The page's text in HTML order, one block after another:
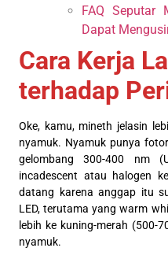
FAQ Seputar
Dapat
Cara Kerja
terhadap
Oke, kamu, mineth jelasin
nyamuk. Nyamuk punya
gelombang 300-400 nm
incadescent atau halogen
datang karena anggap itu
LED, terutama yang warm
lebih ke kuning-merah (500-
nyamuk.